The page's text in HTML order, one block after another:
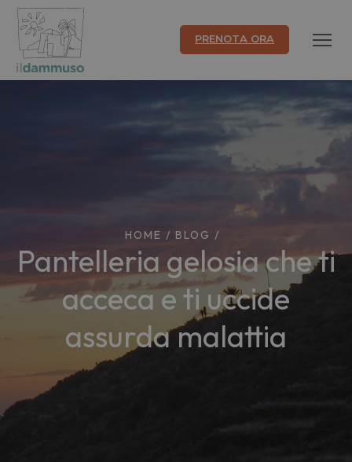
PRENOTA ORA
HOME / BLOG /
Pantelleria gelosia che ti
acceca e ti uccide
assurda malattia